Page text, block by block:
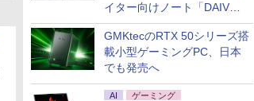
イター向けノート「DAIV
Z5」
GMKtecのRTX 50シリーズ搭
載小型ゲーミングPC、日本
でも発売へ
AI
ゲーミング